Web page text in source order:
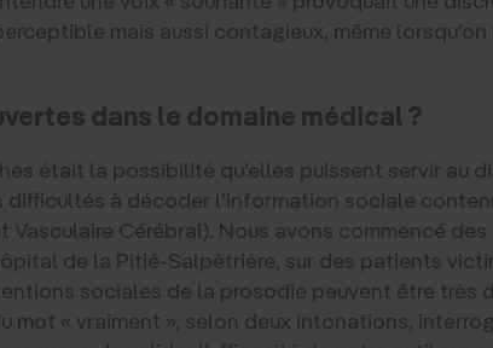
mais aussi contagieux, même
dans le domaine médical ?
était la possibilité qu’elles puissent servir au
à décoder l’information sociale
Cérébral). Nous avons commencé des
de la Pitié-Salpêtrière, sur des patients
sociales de la prosodie peuvent être très
« vraiment », selon deux intonations,